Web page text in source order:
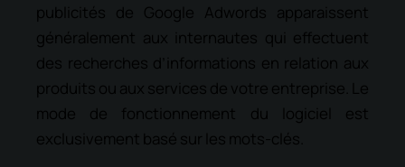
publicités de Google Adwords apparaissent
généralement aux internautes qui effectuent
des recherches d’informations en relation aux
produits ou aux services de votre entreprise. Le
mode de fonctionnement du logiciel est
exclusivement basé sur les mots-clés.